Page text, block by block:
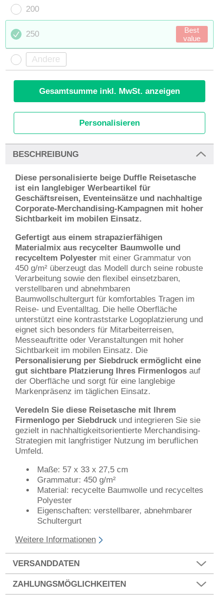
200
250
Best
value
Gesamtsumme inkl. MwSt. anzeigen
Personalisieren
BESCHREIBUNG
Diese personalisierte beige Duffle Reisetasche
ist ein langlebiger Werbeartikel für
Geschäftsreisen, Eventeinsätze und nachhaltige
Corporate-Merchandising-Kampagnen mit hoher
Sichtbarkeit im mobilen Einsatz.
Gefertigt aus einem strapazierfähigen
Materialmix aus recycelter Baumwolle und
recyceltem Polyester mit einer Grammatur von
450 g/m² überzeugt das Modell durch seine robuste
Verarbeitung sowie den flexibel einsetzbaren,
verstellbaren und abnehmbaren
Baumwollschultergurt für komfortables Tragen im
Reise- und Eventalltag. Die helle Oberfläche
unterstützt eine kontraststarke Logoplatzierung und
eignet sich besonders für Mitarbeiterreisen,
Messeauftritte oder Veranstaltungen mit hoher
Sichtbarkeit im mobilen Einsatz. Die
Personalisierung per Siebdruck ermöglicht eine
gut sichtbare Platzierung Ihres Firmenlogos auf
der Oberfläche und sorgt für eine langlebige
Markenpräsenz im täglichen Einsatz.
Veredeln Sie diese Reisetasche mit Ihrem
Firmenlogo per Siebdruckund integrieren Sie sie
gezielt in nachhaltigkeitsorientierte Merchandising-
Strategien mit langfristiger Nutzung im beruflichen
Umfeld.
Maße: 57 x 33 x 27,5 cm
Grammatur: 450 g/m²
Material: recycelte Baumwolle und recyceltes
Polyester
Eigenschaften: verstellbarer, abnehmbarer
Schultergurt
Weitere Informationen
VERSANDDATEN
ZAHLUNGSMÖGLICHKEITEN